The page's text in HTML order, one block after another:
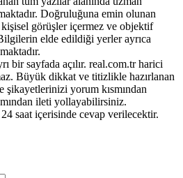
Doğruluğuna emin olunan
görüşler içermez ve objektif
elde edildiği yerler ayrıca
bir sayfada açılır. real.com.tr harici
Büyük dikkat ve titizlikle hazırlanan
şikayetlerinizi yorum kısmından
ileti yollayabilirsiniz.
saat içerisinde cevap verilecektir.